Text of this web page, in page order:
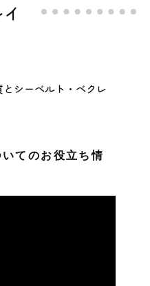
シーベルト・ベクレ
いてのお役立ち情